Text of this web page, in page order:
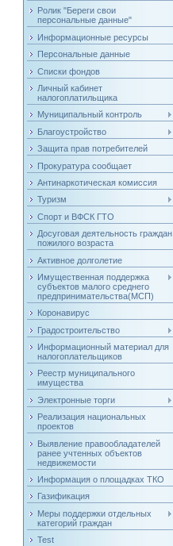
Ролик "Береги свои
персональные данные"
Информационные ресурсы
Персональные данные
Списки фондов
Личный кабинет
налогоплатильщика
Муниципальный контроль
Благоустройство
Защита прав потребителей
Прокуратура сообщает
Антинаркотическая комиссия
Туризм
Спорт и ВФСК ГТО
Досуговая деятельность граждан
пожилого возраста
Активное долголетие
Имущественная поддержка
субъектов малого среднего
предпринимательства(МСП)
Коронавирус
Градостроительство
Информационный материал для
налогоплательщиков
Реестр муниципального
имущества
Электронные торги
Реализация национальных
проектов
Выявление правообладателей
ранее учтенных объектов
недвижемости
Информация о площадках ТКО
Газификация
Меры поддержки отдельных
категорий граждан
Test